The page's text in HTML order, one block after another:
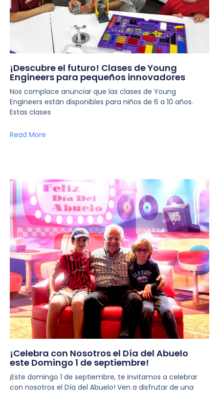
¡Descubre el futuro! Clases de Young
Engineers para pequeños innovadores
Nos complace anunciar que las clases de Young
Engineers están disponibles para niños de 6 a 10 años.
Estas clases
Read More
¡Celebra con Nosotros el Día del Abuelo
este Domingo 1 de septiembre!
¡Este domingo 1 de septiembre, te invitamos a celebrar
con nosotros el Día del Abuelo! Ven a disfrutar de una